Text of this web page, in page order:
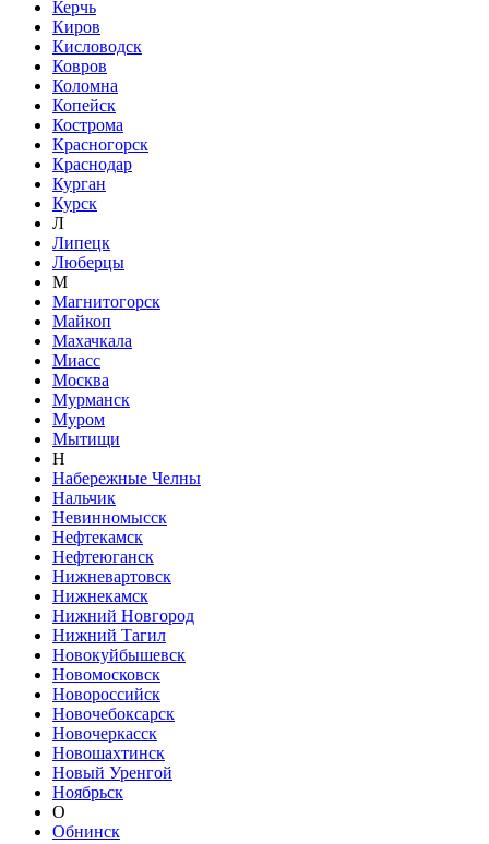
Керчь
Киров
Кисловодск
Ковров
Коломна
Копейск
Кострома
Красногорск
Краснодар
Курган
Курск
Л
Липецк
Люберцы
М
Магнитогорск
Майкоп
Махачкала
Миасс
Москва
Мурманск
Муром
Мытищи
Н
Набережные Челны
Нальчик
Невинномысск
Нефтекамск
Нефтеюганск
Нижневартовск
Нижнекамск
Нижний Новгород
Нижний Тагил
Новокуйбышевск
Новомосковск
Новороссийск
Новочебоксарск
Новочеркасск
Новошахтинск
Новый Уренгой
Ноябрьск
О
Обнинск